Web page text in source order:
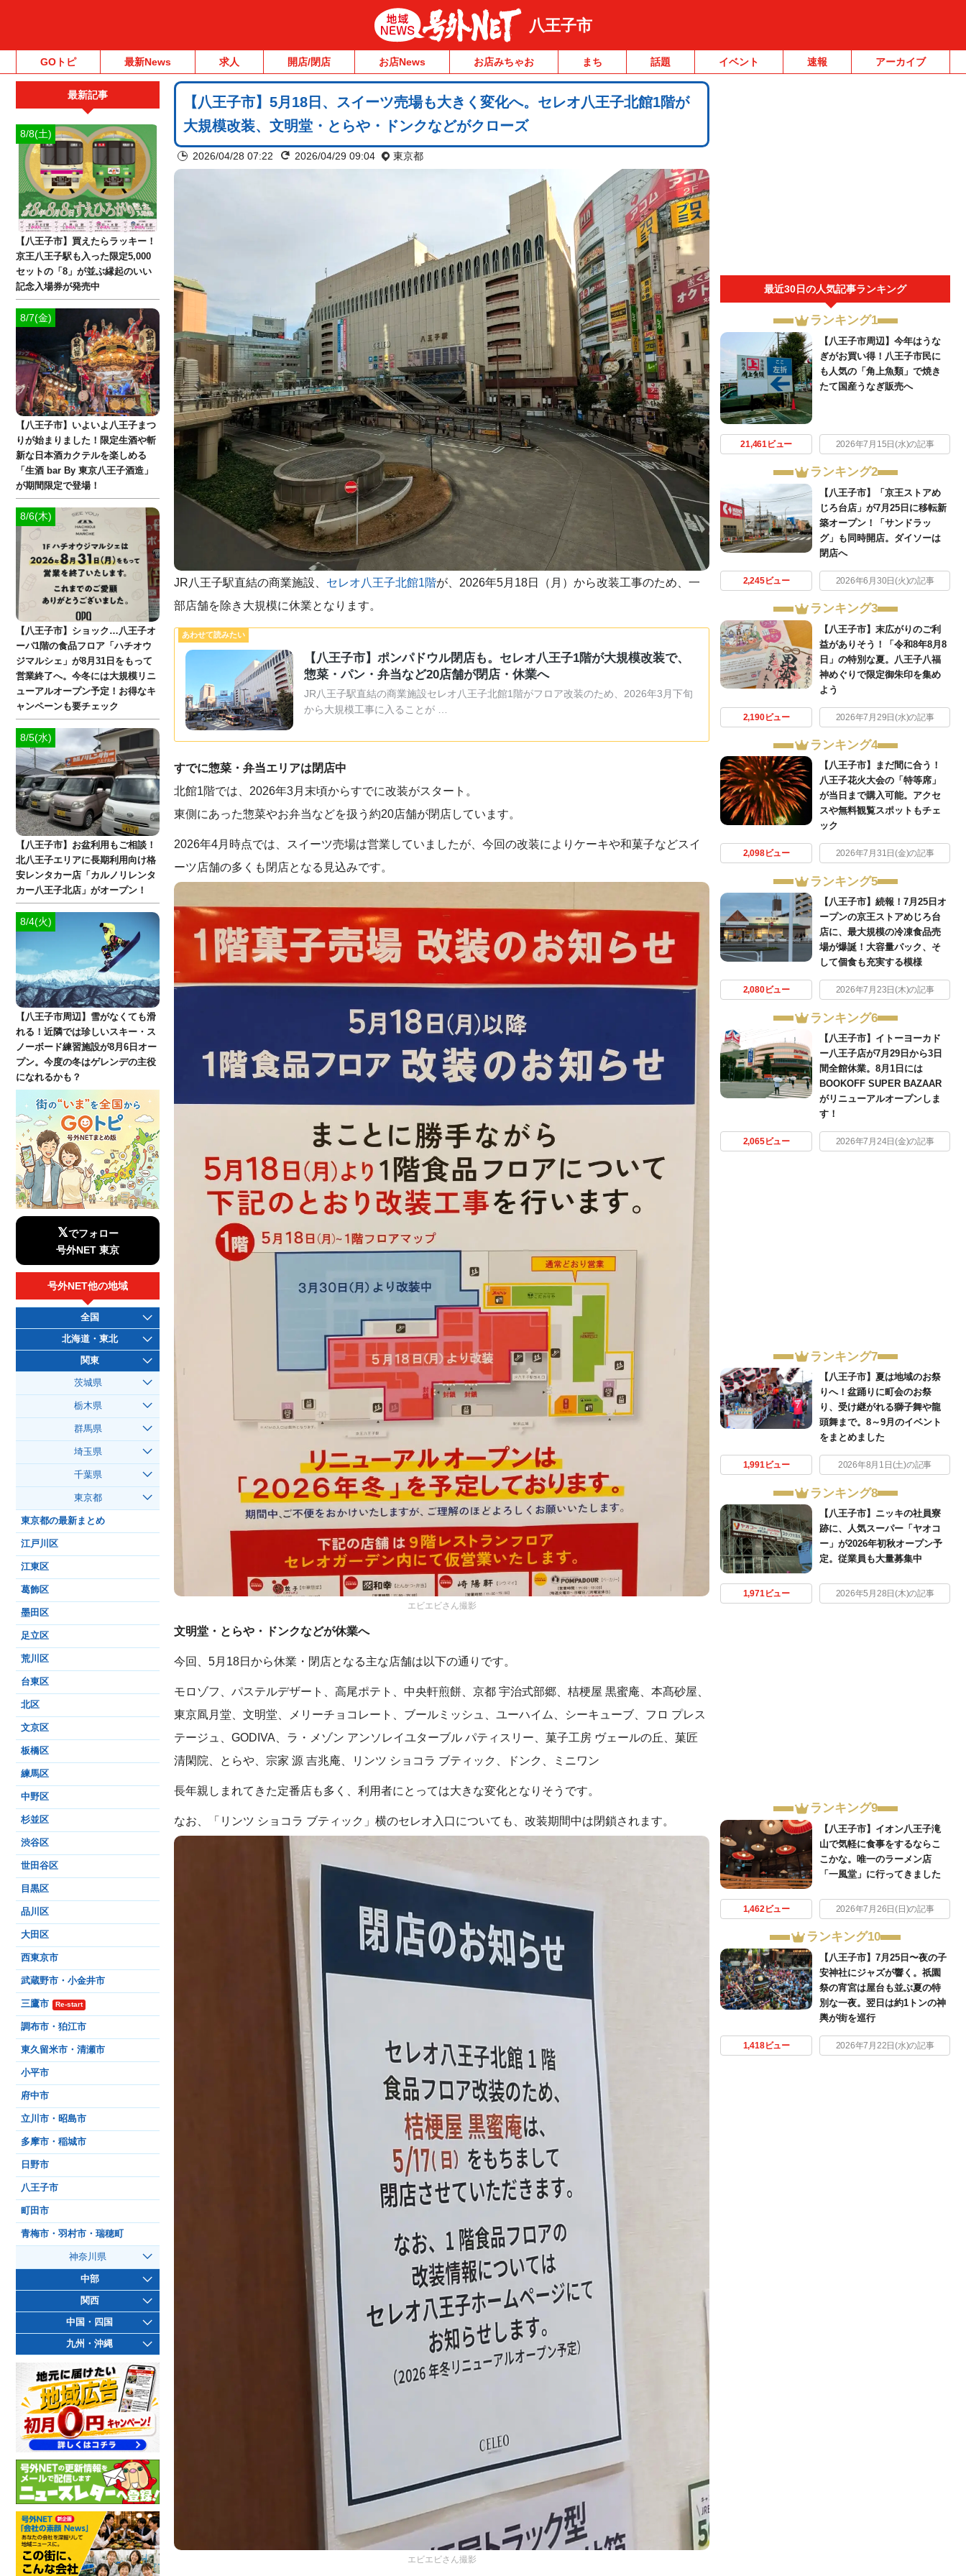
八王子市
GOトピ 最新News 求人 開店/閉店 お店News お店みちゃお まち 話題 イベント 速報 アーカイブ
【八王子市】5月18日、スイーツ売場も大きく変化へ。セレオ八王子北館1階が
大規模改装、文明堂・とらや・ドンクなどがクローズ
2026/04/28 07:22 2026/04/29 09:04 東京都
JR八王子駅直結の商業施設、 セレオ八王子北館1階が、2026年5月18日（月）から改装工事のため、一
部店舗を除き大規模に休業となります。
【八王子市】ポンパドウル閉店も。セレオ八王子1階が大規模改装で、
惣菜・パン・弁当など20店舗が閉店・休業へ
JR八王子駅直結の商業施設セレオ八王子北館1階がフロア改装のため、2026年3月下旬
から大規模工事に入ることが …
すでに惣菜・弁当エリアは閉店中
北館1階では、2026年3月末頃からすでに改装がスタート。
東側にあった惣菜やお弁当などを扱う約20店舗が閉店しています。
2026年4月時点では、スイーツ売場は営業していましたが、今回の改装によりケーキや和菓子などスイ
ーツ店舗の多くも閉店となる見込みです。
エビエビさん撮影
文明堂・とらや・ドンクなどが休業へ
今回、5月18日から休業・閉店となる主な店舗は以下の通りです。
モロゾフ、パステルデザート、高尾ポテト、中央軒煎餅、京都 宇治式部郷、桔梗屋 黒蜜庵、本髙砂屋、
東京凮月堂、文明堂、メリーチョコレート、ブールミッシュ、ユーハイム、シーキューブ、フロ プレス
テージュ、GODIVA、ラ・メゾン アンソレイユターブル パティスリー、菓子工房 ヴェールの丘、菓匠
清閑院、とらや、宗家 源 吉兆庵、リンツ ショコラ ブティック、ドンク、ミニワン
長年親しまれてきた定番店も多く、利用者にとっては大きな変化となりそうです。
なお、「リンツ ショコラ ブティック」横のセレオ入口についても、改装期間中は閉鎖されます。
エビエビさん撮影
最近30日の人気記事ランキング
ランキング1
【八王子市周辺】今年はうな
ぎがお買い得！八王子市民に
も人気の「角上魚類」で焼き
たて国産うなぎ販売へ
21,461ビュー 2026年7月15日(水)の記事
ランキング2
【八王子市】「京王ストアめ
じろ台店」が7月25日に移転新
築オープン！「サンドラッ
グ」も同時開店。ダイソーは
閉店へ
2,245ビュー 2026年6月30日(火)の記事
ランキング3
【八王子市】末広がりのご利
益がありそう！「令和8年8月8
日」の特別な夏。八王子八福
神めぐりで限定御朱印を集め
よう
2,190ビュー 2026年7月29日(水)の記事
ランキング4
【八王子市】まだ間に合う！
八王子花火大会の「特等席」
が当日まで購入可能。アクセ
スや無料観覧スポットもチェ
ック
2,098ビュー 2026年7月31日(金)の記事
ランキング5
【八王子市】続報！7月25日オ
ープンの京王ストアめじろ台
店に、最大規模の冷凍食品売
場が爆誕！大容量パック、そ
して個食も充実する模様
2,080ビュー 2026年7月23日(木)の記事
ランキング6
【八王子市】イトーヨーカド
ー八王子店が7月29日から3日
間全館休業。8月1日には
BOOKOFF SUPER BAZAAR
がリニューアルオープンしま
す！
2,065ビュー 2026年7月24日(金)の記事
ランキング7
【八王子市】夏は地域のお祭
りへ！盆踊りに町会のお祭
り、受け継がれる獅子舞や龍
頭舞まで。8～9月のイベント
をまとめました
1,991ビュー 2026年8月1日(土)の記事
ランキング8
【八王子市】ニッキの社員寮
跡に、人気スーパー「ヤオコ
ー」が2026年初秋オープン予
定。従業員も大量募集中
1,971ビュー 2026年5月28日(木)の記事
ランキング9
【八王子市】イオン八王子滝
山で気軽に食事をするならこ
こかな。唯一のラーメン店
「一風堂」に行ってきました
1,462ビュー 2026年7月26日(日)の記事
ランキング10
【八王子市】7月25日〜夜の子
安神社にジャズが響く。祇園
祭の宵宮は屋台も並ぶ夏の特
別な一夜。翌日は約1トンの神
輿が街を巡行
1,418ビュー 2026年7月22日(水)の記事
最新記事
8/8(土)
【八王子市】買えたらラッキー！
京王八王子駅も入った限定5,000
セットの「8」が並ぶ縁起のいい
記念入場券が発売中
8/7(金)
【八王子市】いよいよ八王子まつ
りが始まりました！限定生酒や斬
新な日本酒カクテルを楽しめる
「生酒 bar By 東京八王子酒造」
が期間限定で登場！
8/6(木)
【八王子市】ショック…八王子オ
ーパ1階の食品フロア「ハチオウ
ジマルシェ」が8月31日をもって
営業終了へ。今冬には大規模リニ
ューアルオープン予定！お得なキ
ャンペーンも要チェック
8/5(水)
【八王子市】お盆利用もご相談！
北八王子エリアに長期利用向け格
安レンタカー店「カルノリレンタ
カー八王子北店」がオープン！
8/4(火)
【八王子市周辺】雪がなくても滑
れる！近隣では珍しいスキー・ス
ノーボード練習施設が8月6日オー
プン。今度の冬はゲレンデの主役
になれるかも？
𝕏でフォロー
号外NET 東京
号外NET他の地域
全国
北海道・東北
関東
茨城県
栃木県
群馬県
埼玉県
千葉県
東京都
東京都の最新まとめ
江戸川区
江東区
葛飾区
墨田区
足立区
荒川区
台東区
北区
文京区
板橋区
練馬区
中野区
杉並区
渋谷区
世田谷区
目黒区
品川区
大田区
西東京市
武蔵野市・小金井市
三鷹市 Re-start
調布市・狛江市
東久留米市・清瀬市
小平市
府中市
立川市・昭島市
多摩市・稲城市
日野市
八王子市
町田市
青梅市・羽村市・瑞穂町
神奈川県
中部
関西
中国・四国
九州・沖縄